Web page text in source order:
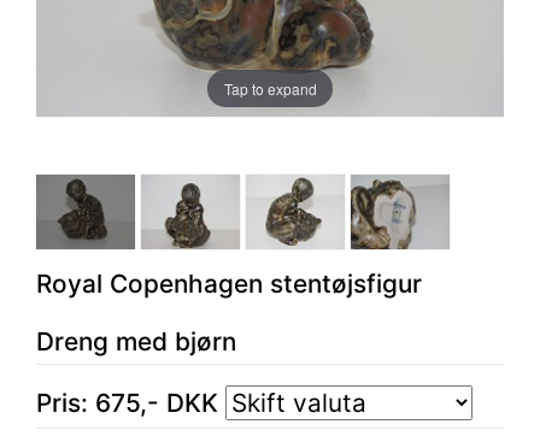
Tap to expand
Royal Copenhagen stentøjsfigur
Dreng med bjørn
Pris: 675,- DKK